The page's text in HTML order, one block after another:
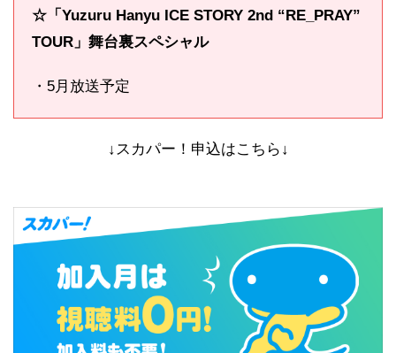
☆「 Yuzuru Hanyu ICE STORY 2nd “RE_PRAY”
TOUR」舞台裏スペシャル
・5月放送予定
↓スカパー！申込はこちら↓